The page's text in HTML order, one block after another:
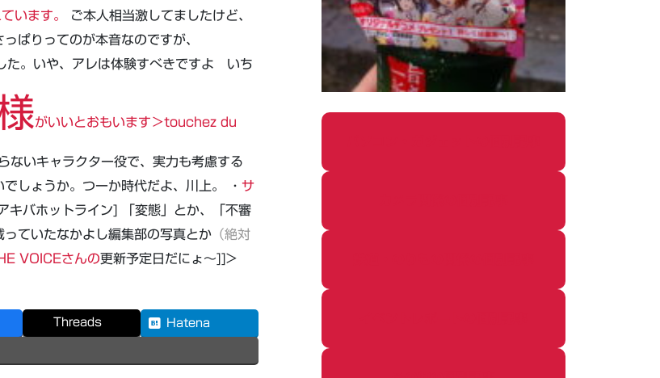
います。
ご本人相当激してましたけど、
ぱりってのが本音なのですが、
。いや、アレは体験すべきですよ いち
がいいとおもいます＞touchez du
ないキャラクター役で、実力も考慮する
しょうか。つーか時代だよ、川上。 ・ サ
キバホットライン] 「変態」とか、「不審
ていたなかよし編集部の写真とか （絶対
VOICEさんの更新予定日だにょ～]]>
Threads Hatena